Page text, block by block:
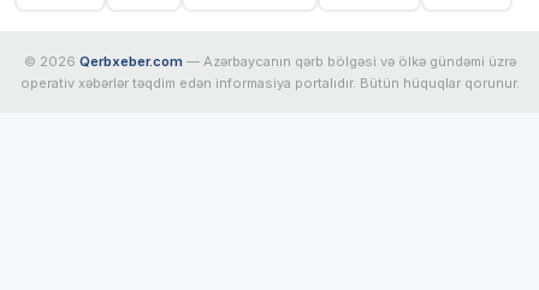
© 2026 Qerbxeber.com — Azərbaycanın qərb bölgəsi və ölkə gündəmi üzrə
operativ xəbərlər təqdim edən informasiya portalıdır. Bütün hüquqlar qorunur.